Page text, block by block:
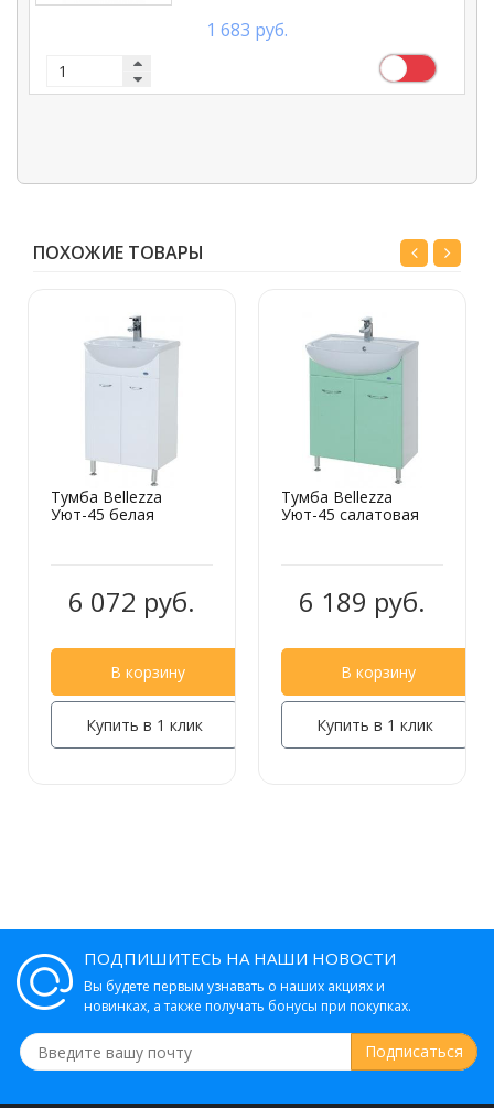
1 683 руб.
ПОХОЖИЕ ТОВАРЫ
Тумба Bellezza
Уют-45 белая
6 072 руб.
В корзину
Купить в 1 клик
Тумба Bellezza
Уют-45 салатовая
6 189 руб.
В корзину
Купить в 1 клик
ПОДПИШИТЕСЬ НА НАШИ НОВОСТИ
Вы будете первым узнавать о наших акциях и
новинках, а также получать бонусы при покупках.